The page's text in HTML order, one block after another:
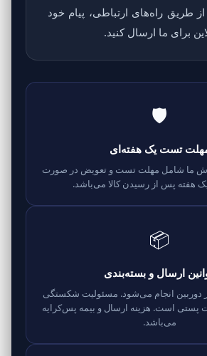
طریق راه‌های ارتباطی، پیام خود
برای ما ارسال کنید.
🛡️
تست یک هفته‌ای
ما شامل مهلت تست و تعویض در صورت
یک هفته پس از رسیدن کالا می‌باشد.
📦
ارسال و بسته‌بندی
دوربین انجام می‌شود. مسئولیت شکستگی
پستی است. هزینه ارسال و بیمه پس‌کرایه
می‌باشد.